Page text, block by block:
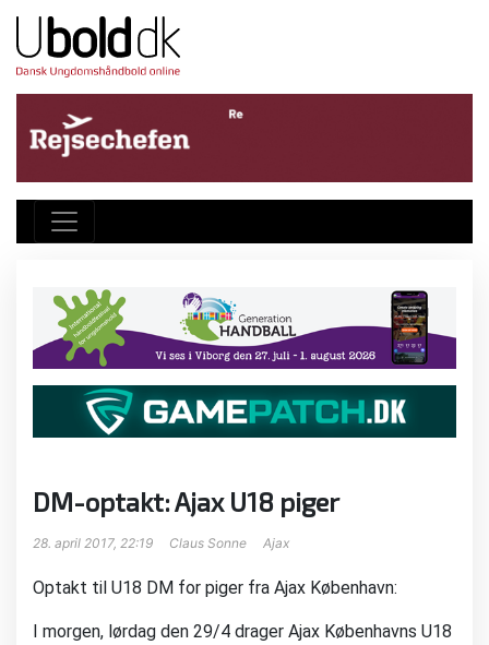
DM-optakt: Ajax U18 piger
28. april 2017, 22:19 Claus Sonne Ajax
Optakt til U18 DM for piger fra Ajax København:
I morgen, lørdag den 29/4 drager Ajax Københavns U18